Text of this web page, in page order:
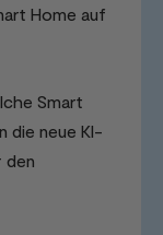
Home auf
Smart
die neue KI-
den